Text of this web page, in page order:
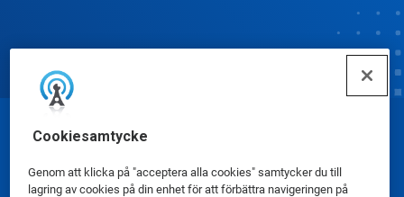
Cookiesamtycke
Genom att klicka på "acceptera alla cookies" samtycker du till
lagring av cookies på din enhet för att förbättra navigeringen på
© Ecolab Inc. 2025
Säkerhetsdatablad|Sekretesspolicy|